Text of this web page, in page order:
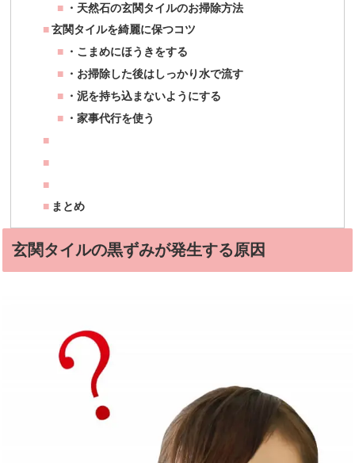
・天然石の玄関タイルのお掃除方法
玄関タイルを綺麗に保つコツ
・こまめにほうきをする
・お掃除した後はしっかり水で流す
・泥を持ち込まないようにする
・家事代行を使う
まとめ
玄関タイルの黒ずみが発生する原因